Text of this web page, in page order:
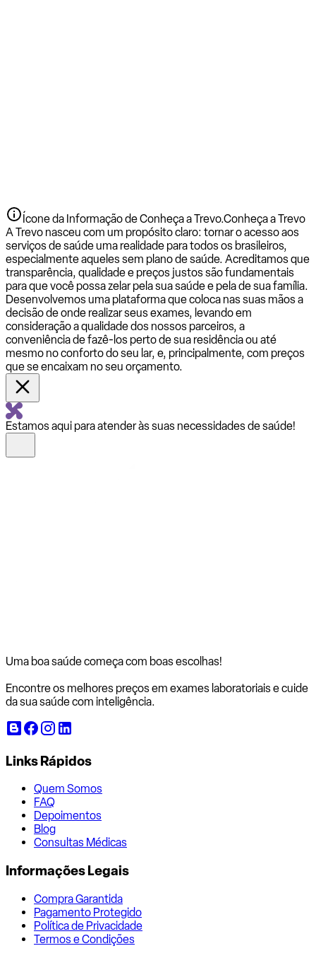
Ícone da Informação de Conheça a Trevo.Conheça a Trevo
A Trevo nasceu com um propósito claro: tornar o acesso aos
serviços de saúde uma realidade para todos os brasileiros,
especialmente aqueles sem plano de saúde. Acreditamos que
transparência, qualidade e preços justos são fundamentais
para que você possa zelar pela sua saúde e pela de sua família.
Desenvolvemos uma plataforma que coloca nas suas mãos a
decisão de onde realizar seus exames, levando em
consideração a qualidade dos nossos parceiros, a
conveniência de fazê-los perto de sua residência ou até
mesmo no conforto do seu lar, e, principalmente, com preços
que se encaixam no seu orçamento.
Estamos aqui para atender às suas necessidades de saúde!
Uma boa saúde começa com boas escolhas!
Encontre os melhores preços em exames laboratoriais e cuide
da sua saúde com inteligência.
Links Rápidos
Quem Somos
FAQ
Depoimentos
Blog
Consultas Médicas
Informações Legais
Compra Garantida
Pagamento Protegido
Política de Privacidade
Termos e Condições